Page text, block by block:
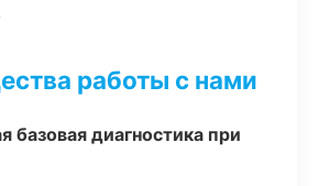
работы с нами
базовая диагностика при